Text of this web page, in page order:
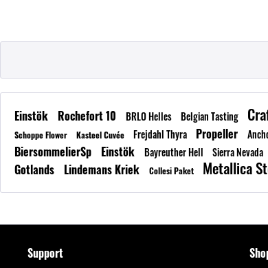
Einstök Rochefort 10 BRLO Helles Belgian Tasting
Schoppe Flower Kasteel Cuvée Frejdahl Thyra Propeller
BiersommelierSp Einstök Bayreuther Hell Sierra Nevada
Gotlands
Lindemans Kriek Collesi Paket Metallica
Support